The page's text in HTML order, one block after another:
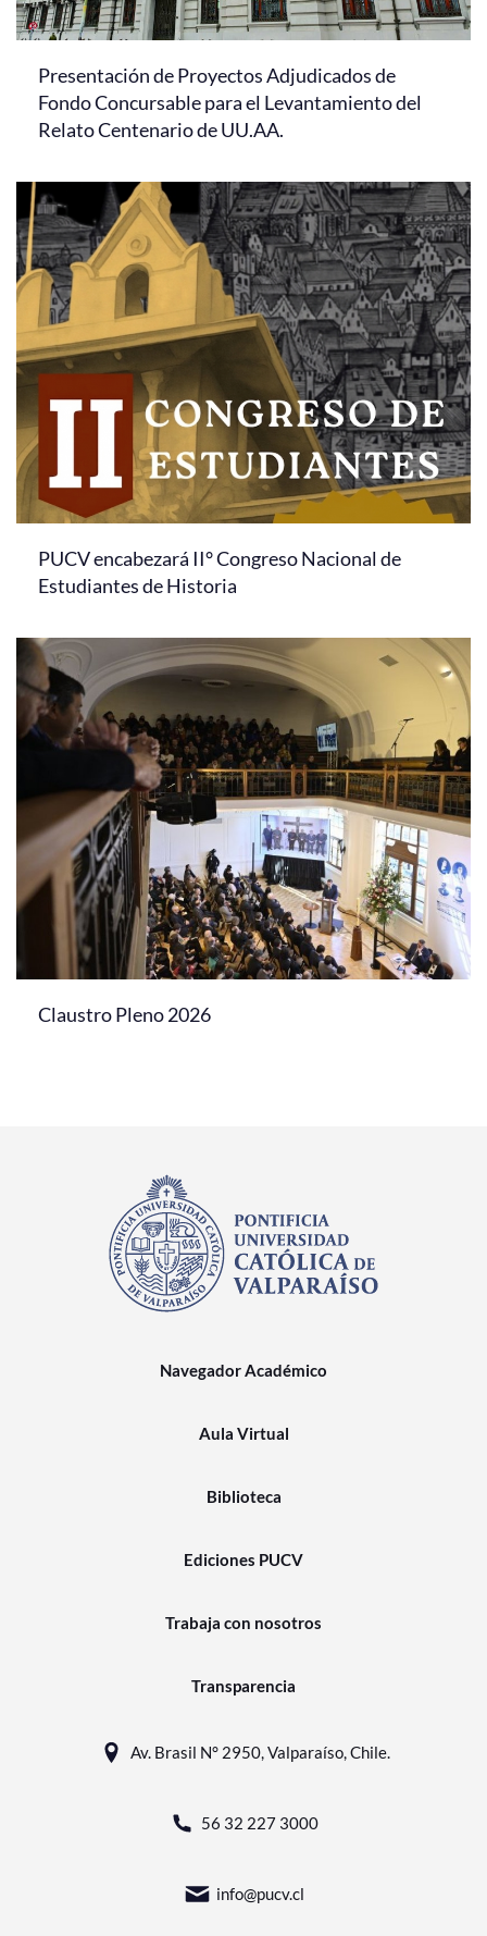
Presentación de Proyectos Adjudicados de
Fondo Concursable para el Levantamiento del
Relato Centenario de UU.AA.
PUCV encabezará II° Congreso Nacional de
Estudiantes de Historia
Claustro Pleno 2026
Navegador Académico
Aula Virtual
Biblioteca
Ediciones PUCV
Trabaja con nosotros
Transparencia
Av. Brasil N° 2950, Valparaíso, Chile.
56 32 227 3000
info@pucv.cl